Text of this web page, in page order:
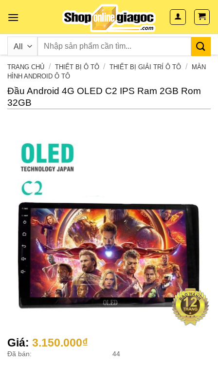
TRANG CHỦ / THIẾT BỊ Ô TÔ / THIẾT BỊ GIẢI TRÍ Ô TÔ /
MÀN
HÌNH ANDROID Ô TÔ
Đầu Android 4G OLED C2 IPS Ram 2GB Rom
32GB
Giá: 3.150.000₫
Đã bán: 44